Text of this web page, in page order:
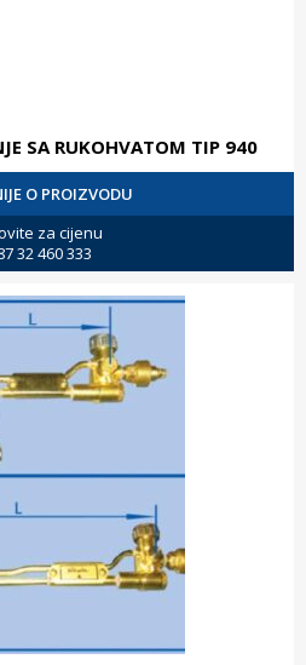
SA RUKOHVATOM TIP 940
O PROIZVODU
za cijenu
32 460 333